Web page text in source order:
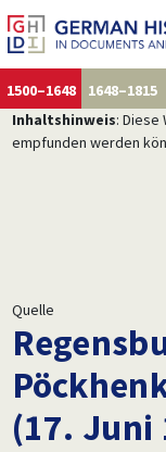
1500–1648 1648–1815
Inhaltshinweis:
empfunden werden
Quelle
(17. Juni